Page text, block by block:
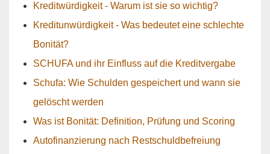
Kreditwürdigkeit - Warum ist sie so wichtig?
Kreditunwürdigkeit - Was bedeutet eine schlechte
Bonität?
SCHUFA und ihr Einfluss auf die Kreditvergabe
Schufa: Wie Schulden gespeichert und wann sie
gelöscht werden
Was ist Bonität: Definition, Prüfung und Scoring
Autofinanzierung nach Restschuldbefreiung